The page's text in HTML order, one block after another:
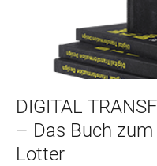
DIGITAL
– Das Buch
Lotter